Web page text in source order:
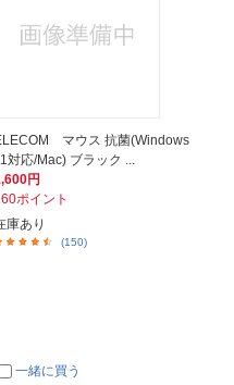
マウス 抗菌(Windows
対応/Mac) ブラック ...
円
ポイント
庫あり
(150)
一緒に買う